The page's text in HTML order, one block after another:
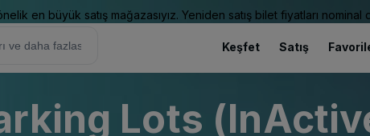
en büyük satış mağazasıyız. Yeniden satış bilet fiyatları
Keşfet Satış
Lots